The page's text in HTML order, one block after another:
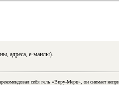
адреса, е-маилы).
себя гель «Виру-Мерц», он снимает